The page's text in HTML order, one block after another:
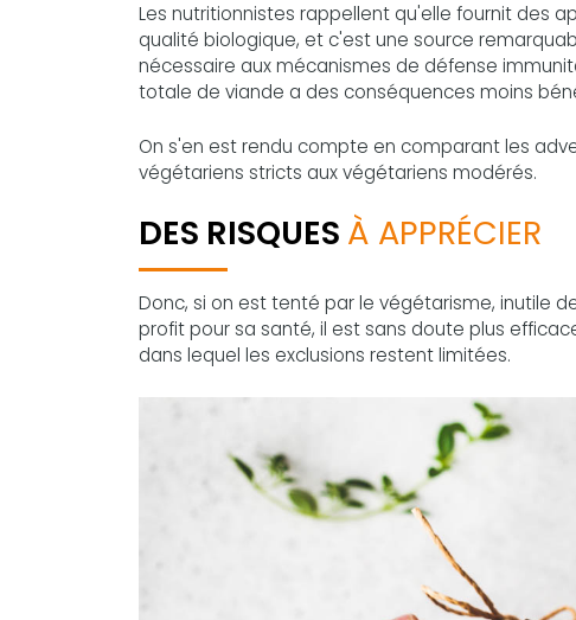
Les nutritionnistes rappellent qu'elle fournit des
qualité biologique, et c'est une source
nécessaire aux mécanismes de défense
totale de viande a des conséquences moins
On s'en est rendu compte en comparant les
végétariens stricts aux végétariens modérés.
DES RISQUES À APPRÉCIER
Donc, si on est tenté par le végétarisme, inutile
profit pour sa santé, il est sans doute plus
dans lequel les exclusions restent limitées.